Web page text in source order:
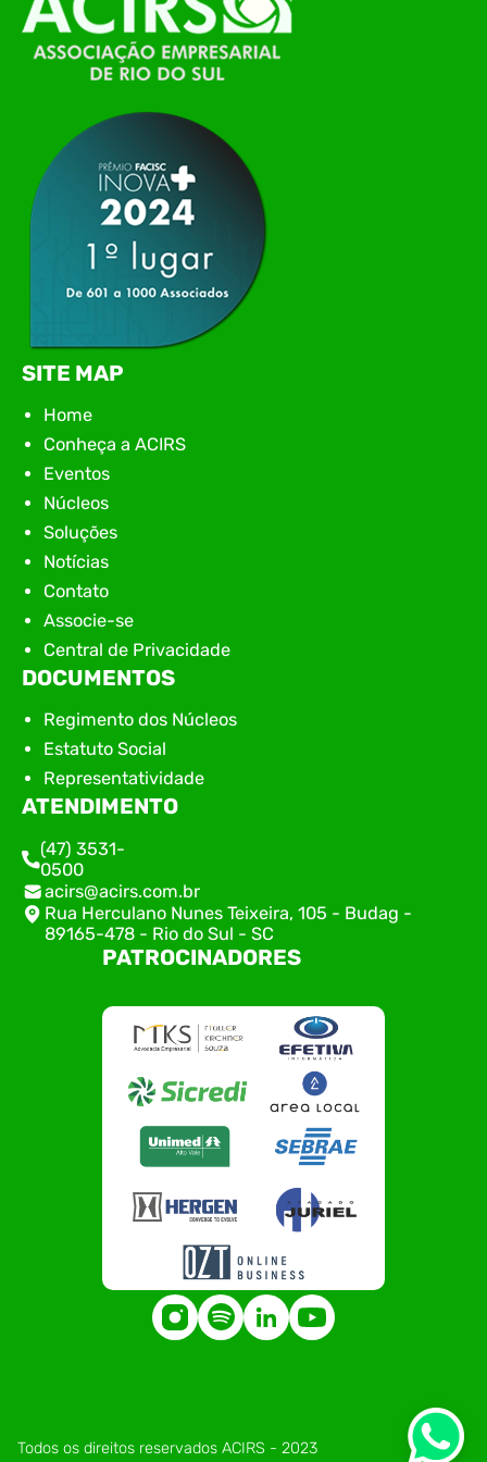
de Tecnologia da Informação do Alto Vale do
Itajaí, realizou, no dia 21 de julho, o evento
Conexão Tech NIAVI, reunindo empresas de
tecnologia da região para uma noite de
apresentação de novas iniciativas para o setor. O
encontro aconteceu em Rio…
SITE MAP
Home
Conheça a ACIRS
Eventos
Núcleos
Soluções
Notícias
Contato
Associe-se
Central de Privacidade
DOCUMENTOS
Regimento dos Núcleos
Estatuto Social
Representatividade
ATENDIMENTO
(47) 3531-
0500
acirs@acirs.com.br
Rua Herculano Nunes Teixeira, 105 - Budag -
89165-478 - Rio do Sul - SC
PATROCINADORES
Todos os direitos reservados ACIRS - 2023